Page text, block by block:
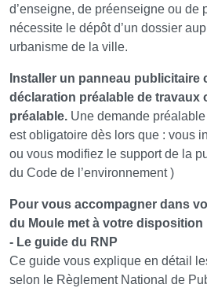
d’enseigne, de préenseigne ou de
nécessite le dépôt d’un dossier
urbanisme de la ville.
Installer un panneau publicitaire
déclaration préalable de travaux
préalable. Une demande
est obligatoire dès lors que : vous
ou vous modifiez le support de la
du Code de l’environnement )
Pour vous accompagner dans
du Moule met à votre disposition
- Le guide du RNP
Ce guide vous explique en détail
selon le Règlement National de